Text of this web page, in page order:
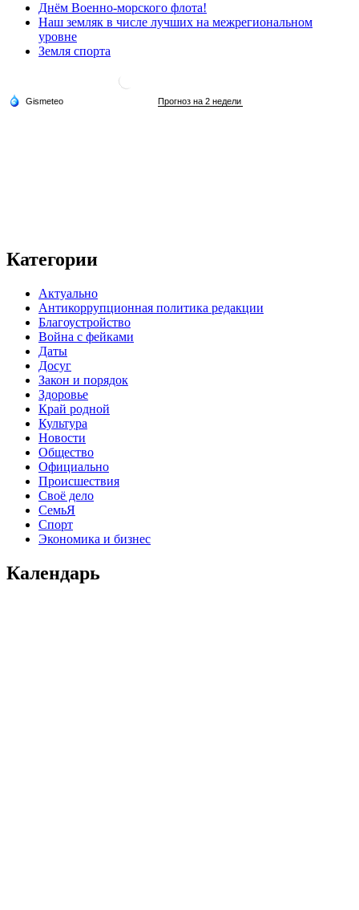
Днём Военно-морского флота!
Наш земляк в числе лучших на межрегиональном
уровне
Земля спорта
Категории
Актуально
Антикоррупционная политика редакции
Благоустройство
Война с фейками
Даты
Досуг
Закон и порядок
Здоровье
Край родной
Культура
Новости
Общество
Официально
Происшествия
Своё дело
СемьЯ
Спорт
Экономика и бизнес
Календарь